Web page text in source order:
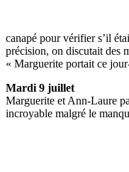
canapé pour vérifier s’il
précision, on discutait des
« Marguerite portait ce
Mardi 9 juillet
Marguerite et Ann-Laure
incroyable malgré le